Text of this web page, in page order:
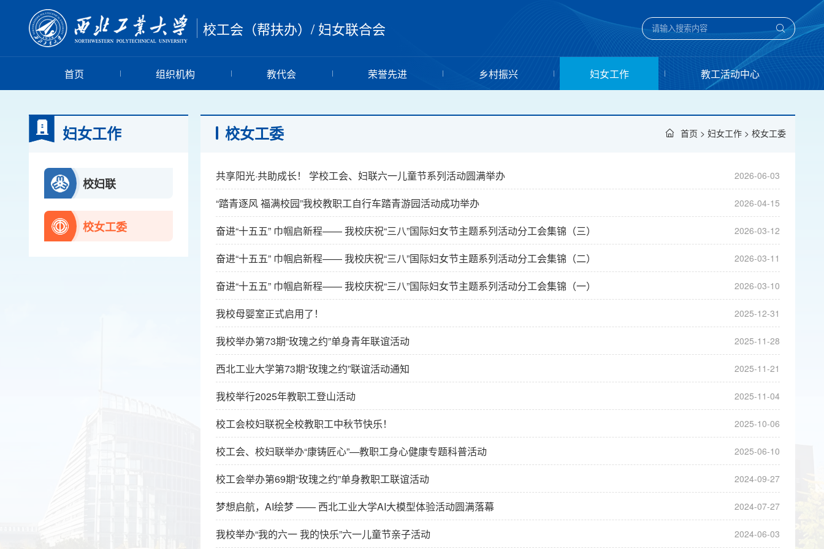
校工会（帮扶办） / 妇女联合会
首页 组织机构 教代会 荣誉先进 乡村振兴 妇女工作 教工活动中心
妇女工作
校妇联
校女工委
校女工委 首页 > 妇女工作 > 校女工委
共享阳光·共助成长！ 学校工会、妇联六一儿童节系列活动圆满举办 2026-06-03
“踏青逐风 福满校园”我校教职工自行车踏青游园活动成功举办 2026-04-15
奋进“十五五” 巾帼启新程—— 我校庆祝“三八”国际妇女节主题系列活动分工会集锦（三） 2026-03-12
奋进“十五五” 巾帼启新程—— 我校庆祝“三八”国际妇女节主题系列活动分工会集锦（二） 2026-03-11
奋进“十五五” 巾帼启新程—— 我校庆祝“三八”国际妇女节主题系列活动分工会集锦（一） 2026-03-10
我校母婴室正式启用了！ 2025-12-31
我校举办第73期“玫瑰之约”单身青年联谊活动 2025-11-28
西北工业大学第73期“玫瑰之约”联谊活动通知 2025-11-21
我校举行2025年教职工登山活动 2025-11-04
校工会校妇联祝全校教职工中秋节快乐！ 2025-10-06
校工会、校妇联举办“康铸匠心”—教职工身心健康专题科普活动 2025-06-10
校工会举办第69期“玫瑰之约”单身教职工联谊活动 2024-09-27
梦想启航，AI绘梦 —— 西北工业大学AI大模型体验活动圆满落幕 2024-07-27
我校举办“我的六一 我的快乐”六一儿童节亲子活动 2024-06-03